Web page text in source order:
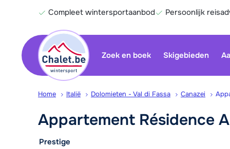
Compleet wintersportaanbod Persoonlijk
Zoek en boek Skigebieden
Home Italië Dolomieten - Val di Fassa Canazei
Appartement Résidence
Prestige